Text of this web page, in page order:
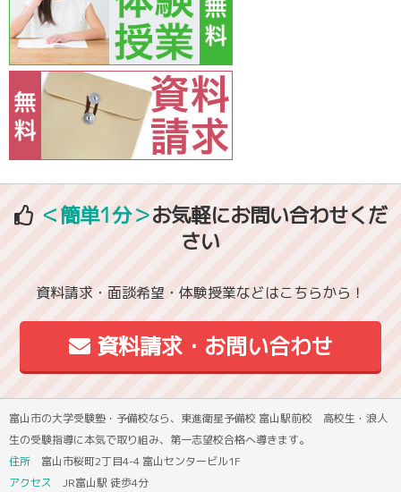
＜簡単1分＞お気軽にお問い合わせくだ
さい
資料請求・面談希望・体験授業などはこちらから！
資料請求・お問い合わせ
富山市の大学受験塾・予備校なら、東進衛星予備校 富山駅前校 高校生・浪人
生の受験指導に本気で取り組み、第一志望校合格へ導きます。
住所 富山市桜町2丁目4-4 富山センタービル1F
アクセス JR富山駅 徒歩4分